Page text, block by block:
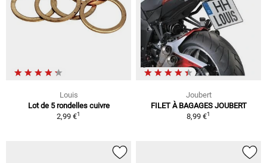
Louis
Lot de 5 rondelles cuivre
2,99 €1
Joubert
FILET À BAGAGES JOUBERT
8,99 €1